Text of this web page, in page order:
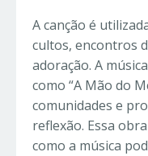
A canção é
cultos, encontros
adoração. A
como “A Mão do
comunidades e
reflexão. Essa
como a música